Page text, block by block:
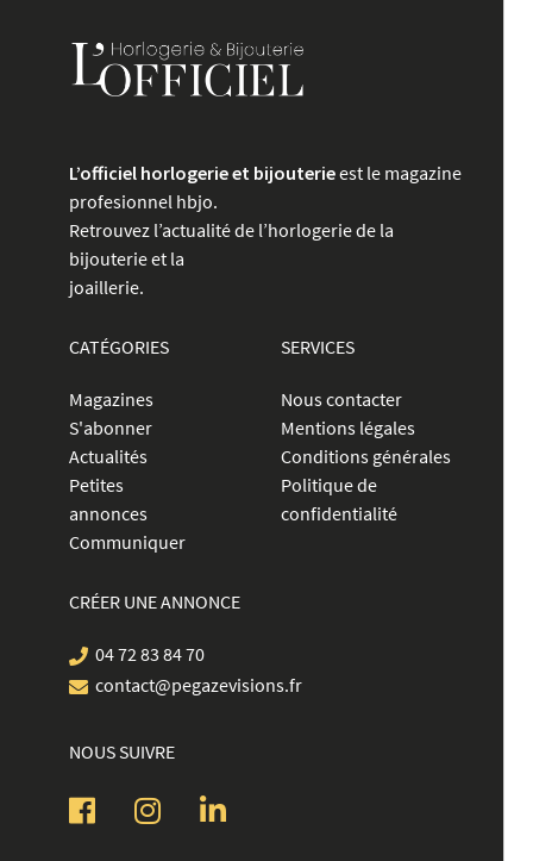
L’officiel horlogerie et bijouterieest le magazine
profesionnel hbjo.
Retrouvez l’actualité de l’horlogerie de la
bijouterie et la
joaillerie.
CATÉGORIES
Magazines
S'abonner
Actualités
Petites
annonces
Communiquer
SERVICES
Nous contacter
Mentions légales
Conditions générales
Politique de
confidentialité
CRÉER UNE ANNONCE
04 72 83 84 70
contact@pegazevisions.fr
NOUS SUIVRE